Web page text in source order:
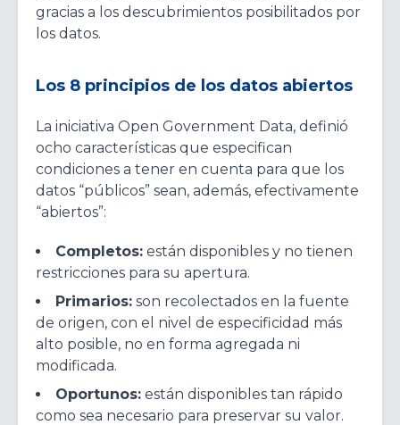
gracias a los descubrimientos posibilitados por
los datos.
Los 8 principios de los datos abiertos
La iniciativa Open Government Data, definió
ocho características que especifican
condiciones a tener en cuenta para que los
datos “públicos” sean, además, efectivamente
“abiertos”:
Completos: están disponibles y no tienen
restricciones para su apertura.
Primarios: son recolectados en la fuente
de origen, con el nivel de especificidad más
alto posible, no en forma agregada ni
modificada.
Oportunos: están disponibles tan rápido
como sea necesario para preservar su valor.